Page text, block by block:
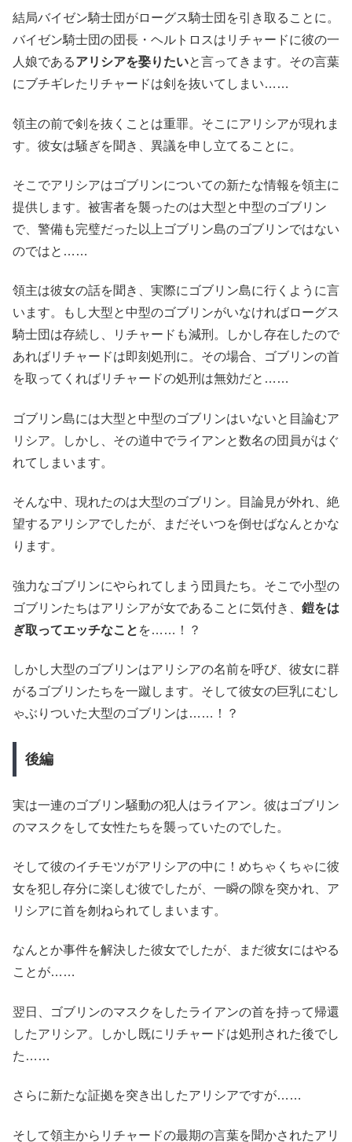
結局バイゼン騎士団がローグス騎士団を引き取ることに。
バイゼン騎士団の団長・ヘルトロスはリチャードに彼の一
人娘であるアリシアを娶りたいと言ってきます。その言葉
にブチギレたリチャードは剣を抜いてしまい……
領主の前で剣を抜くことは重罪。そこにアリシアが現れま
す。彼女は騒ぎを聞き、異議を申し立てることに。
そこでアリシアはゴブリンについての新たな情報を領主に
提供します。被害者を襲ったのは大型と中型のゴブリン
で、警備も完璧だった以上ゴブリン島のゴブリンではない
のではと……
領主は彼女の話を聞き、実際にゴブリン島に行くように言
います。もし大型と中型のゴブリンがいなければローグス
騎士団は存続し、リチャードも減刑。しかし存在したので
あればリチャードは即刻処刑に。その場合、ゴブリンの首
を取ってくればリチャードの処刑は無効だと……
ゴブリン島には大型と中型のゴブリンはいないと目論むア
リシア。しかし、その道中でライアンと数名の団員がはぐ
れてしまいます。
そんな中、現れたのは大型のゴブリン。目論見が外れ、絶
望するアリシアでしたが、まだそいつを倒せばなんとかな
ります。
強力なゴブリンにやられてしまう団員たち。そこで小型の
ゴブリンたちはアリシアが女であることに気付き、 鎧をは
ぎ取ってエッチなこと を……！？
しかし大型のゴブリンはアリシアの名前を呼び、彼女に群
がるゴブリンたちを一蹴します。そして彼女の巨乳にむし
ゃぶりついた大型のゴブリンは……！？
後編
実は一連のゴブリン騒動の犯人はライアン。彼はゴブリン
のマスクをして女性たちを襲っていたのでした。
そして彼のイチモツがアリシアの中に！めちゃくちゃに彼
女を犯し存分に楽しむ彼でしたが、一瞬の隙を突かれ、ア
リシアに首を刎ねられてしまいます。
なんとか事件を解決した彼女でしたが、まだ彼女にはやる
ことが……
翌日、ゴブリンのマスクをしたライアンの首を持って帰還
したアリシア。しかし既にリチャードは処刑された後でし
た……
さらに新たな証拠を突き出したアリシアですが……
そして領主からリチャードの最期の言葉を聞かされたアリ